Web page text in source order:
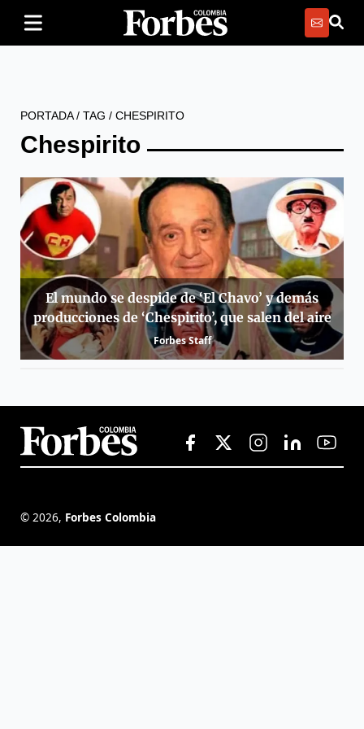
PORTADA/ TAG / CHESPIRITO
Chespirito
El mundo se despide de ‘El Chavo’ y demás
producciones de ‘Chespirito’, que salen del aire
Forbes Staff
© 2026, Forbes Colombia